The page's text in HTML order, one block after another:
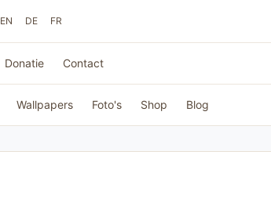
EN DE FR
Donatie Contact
Wallpapers Foto's Shop Blog